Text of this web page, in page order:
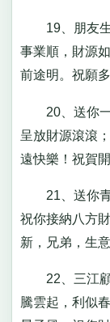
19、朋友生
事業順，財源
前途明。祝願
20、送你一
呈放財源滾滾
遠快樂！祝賀
21、送你青
祝你接納八方
新，兄弟，生意
22、三江顧
騰雲起，利似